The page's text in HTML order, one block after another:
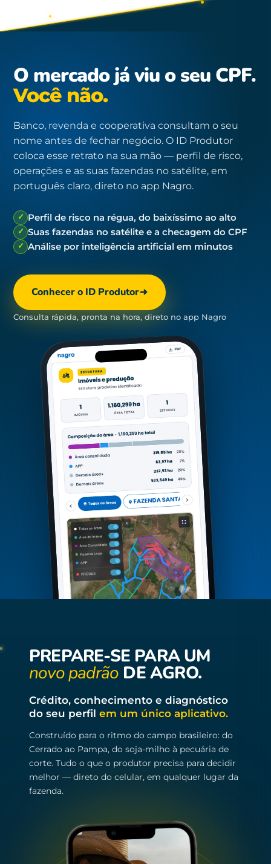
O mercado já viu o seu CPF.
Você não.
Banco, revenda e cooperativa consultam o seu
nome antes de fechar negócio. O ID Produtor
coloca esse retrato na sua mão — perfil de risco,
operações e as suas fazendas no satélite, em
português claro, direto no app Nagro.
✓ Perfil de risco na régua, do baixíssimo ao alto
✓ Suas fazendas no satélite e a checagem do CPF
✓ Análise por inteligência artificial em minutos
Conhecer o ID Produtor
Consulta rápida, pronta na hora, direto no app Nagro
PREPARE-SE PARA UM
novo padrão DE AGRO.
Crédito, conhecimento e diagnóstico
do seu perfil em um único aplicativo.
Construído para o ritmo do campo brasileiro: do
Cerrado ao Pampa, do soja-milho à pecuária de
corte. Tudo o que o produtor precisa para decidir
melhor — direto do celular, em qualquer lugar da
fazenda.